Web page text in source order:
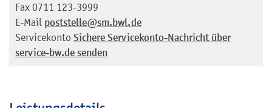
Fax 0711 123-3999
E-Mail poststelle@sm.bwl.de
Servicekonto Sichere Servicekonto-Nachricht über
service-bw.de senden